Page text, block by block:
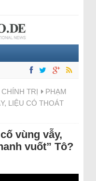
CHÍNH TRỊ
PHẠM
LIỆU CÓ THOÁT
vùng vẫy,
vuốt” Tô?